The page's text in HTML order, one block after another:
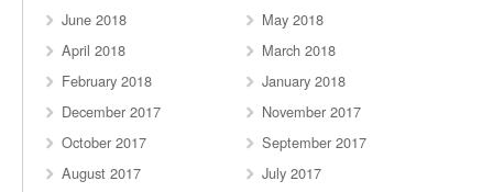
June 2018
May 2018
April 2018
March 2018
February 2018
January 2018
December 2017
November 2017
October 2017
September 2017
August 2017
July 2017